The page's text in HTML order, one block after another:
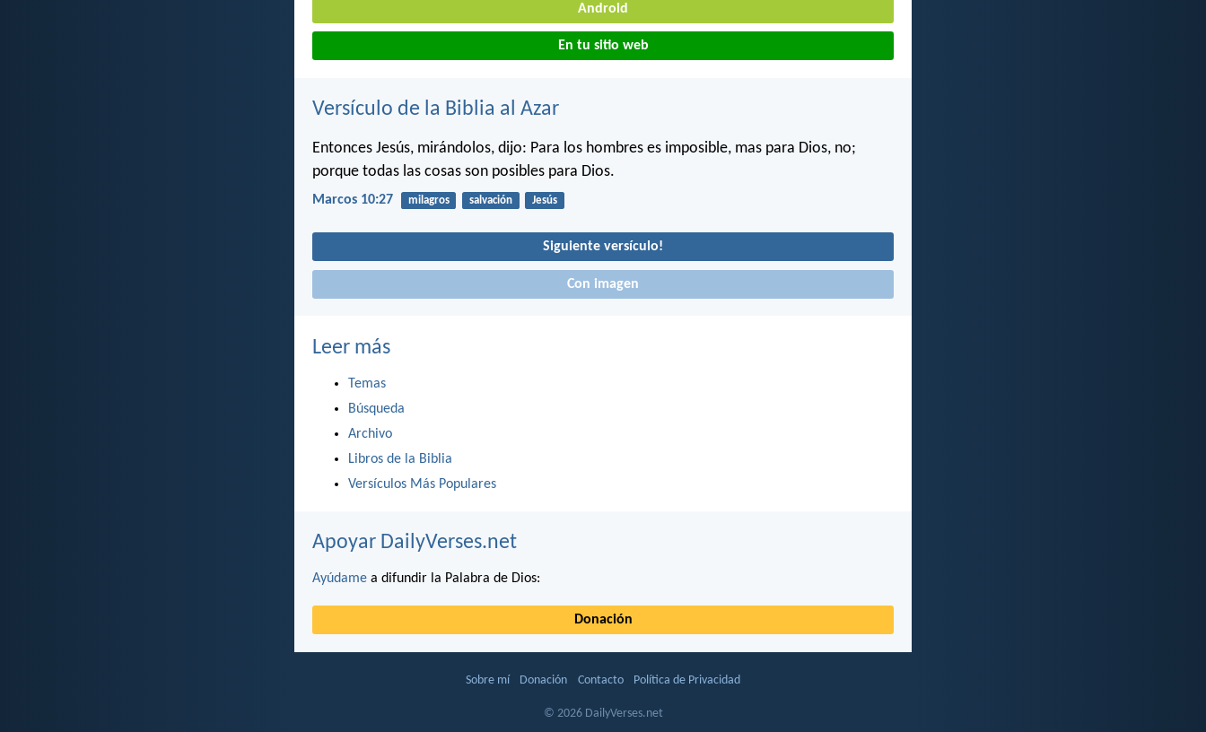
Android
En tu sitio web
Versículo de la Biblia al Azar
Entonces Jesús, mirándolos, dijo: Para los hombres es imposible, mas para Dios, no;
porque todas las cosas son posibles para Dios.
Marcos 10:27 milagros salvación Jesús
Siguiente versículo!
Con imagen
Leer más
Temas
Búsqueda
Archivo
Libros de la Biblia
Versículos Más Populares
Apoyar DailyVerses.net
Ayúdame a difundir la Palabra de Dios:
Donación
Sobre mí Donación Contacto Política de Privacidad
© 2026 DailyVerses.net